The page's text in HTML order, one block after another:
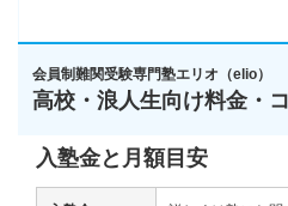
会員制難関受験専門塾エリオ（elio）
高校・浪人生向け料金・
入塾金と月額目安